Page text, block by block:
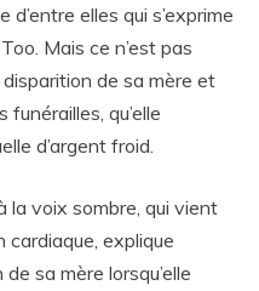
d’entre elles qui s’exprime
Mais ce n’est pas
de sa mère et
qu’elle
d’argent froid.
la voix sombre, qui vient
cardiaque, explique
sa mère lorsqu’elle